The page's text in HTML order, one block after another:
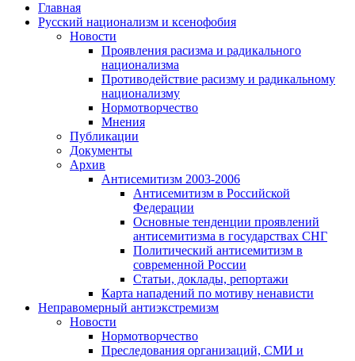
Главная
Русский национализм и ксенофобия
Новости
Проявления расизма и радикального
национализма
Противодействие расизму и радикальному
национализму
Нормотворчество
Мнения
Публикации
Документы
Архив
Антисемитизм 2003-2006
Антисемитизм в Российской
Федерации
Основные тенденции проявлений
антисемитизма в государствах СНГ
Политический антисемитизм в
современной России
Статьи, доклады, репортажи
Карта нападений по мотиву ненависти
Неправомерный антиэкстремизм
Новости
Нормотворчество
Преследования организаций, СМИ и